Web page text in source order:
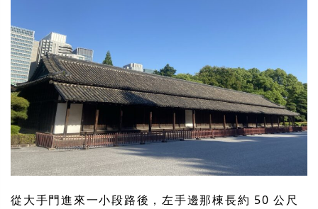
從大手門進來一小段路後，左手邊那棟長約 50 公尺